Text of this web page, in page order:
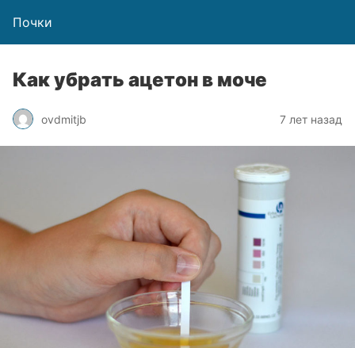
Почки
Как убрать ацетон в моче
ovdmitjb 7 лет назад